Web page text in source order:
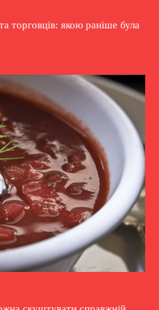
торговців: якою раніше була